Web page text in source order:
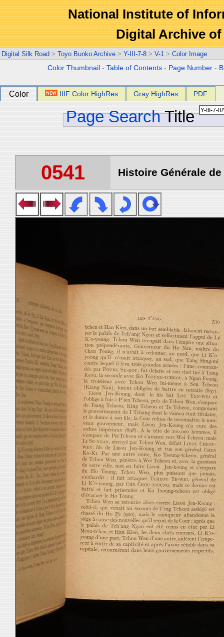
National Institute of
Digital Archive
Digital Silk Road > Toyo Bunko Archive > Y-III-7-8 > V-1 > Color Image
Color Thumbnail -Table of Contents - Page Number -
Color IIIF Color HighRes Gray HighRes PDF
Page Search Title
0541 Histoire Générale